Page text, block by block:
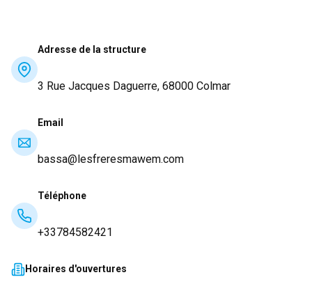
Adresse de la structure
3 Rue Jacques Daguerre, 68000 Colmar
Email
bassa@lesfreresmawem.com
Téléphone
+33784582421
Horaires d'ouvertures